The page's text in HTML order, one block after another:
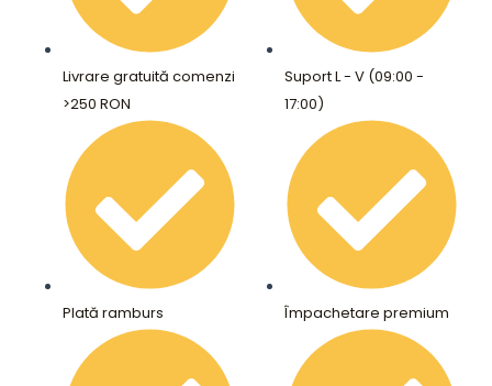
Livrare gratuită comenzi
>250 RON
Plată ramburs
Suport L - V (09:00 -
17:00)
Împachetare premium